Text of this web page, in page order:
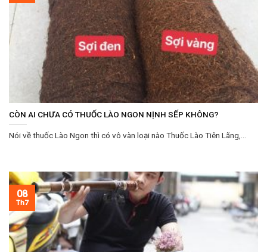
CÒN AI CHƯA CÓ THUỐC LÀO NGON NỊNH SẾP KHÔNG?
Nói về thuốc Lào Ngon thì có vô vàn loại nào Thuốc Lào Tiên Lãng,...
08
Th7